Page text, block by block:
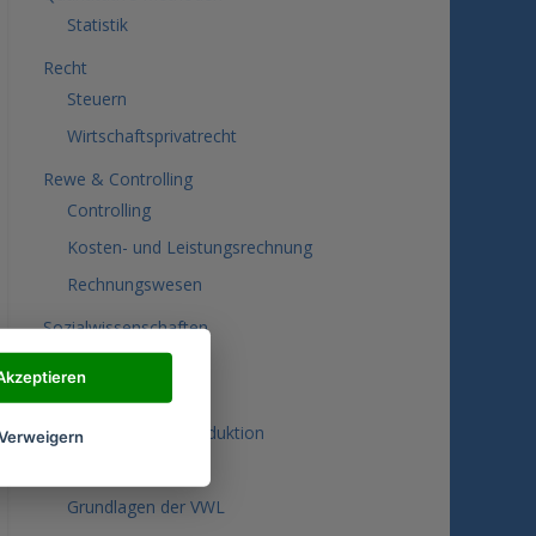
Statistik
Recht
Steuern
Wirtschaftsprivatrecht
Rewe & Controlling
Controlling
Kosten- und Leistungsrechnung
Rechnungswesen
Sozialwissenschaften
Technik in der Produktion
Grundlagen der VWL